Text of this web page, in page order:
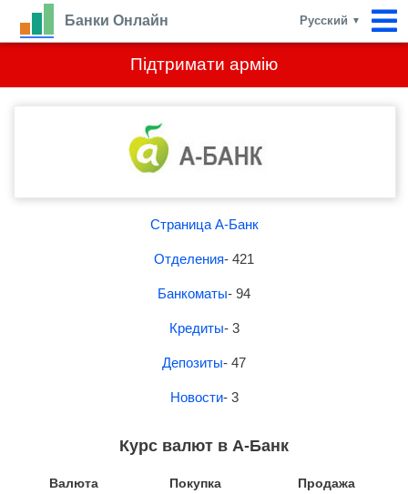
Підтримати армію
Банки Онлайн Русский ▼
Страница А-Банк
Отделения- 421
Банкоматы- 94
Кредиты- 3
Депозиты- 47
Новости- 3
Курс валют в А-Банк
Валюта Покупка Продажа